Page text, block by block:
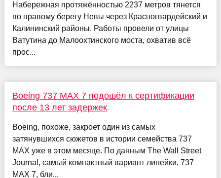
Набережная протяжённостью 2237 метров тянется
по правому берегу Невы через Красногвардейский и
Калининский районы. Работы провели от улицы
Ватутина до Малоохтинского моста, охватив всё
прос...
Boeing 737 MAX 7 подошёл к сертификации
после 13 лет задержек
Boeing, похоже, закроет один из самых
затянувшихся сюжетов в истории семейства 737
MAX уже в этом месяце. По данным The Wall Street
Journal, самый компактный вариант линейки, 737
MAX 7, бли...